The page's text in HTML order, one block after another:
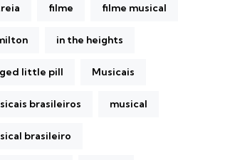
filme filme musical
in the heights
little pill Musicais
brasileiros musical
brasileiro